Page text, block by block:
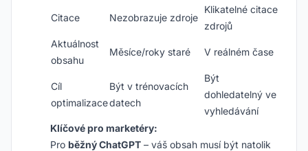
Citace Nezobrazuje zdroje
Klikatelné citace
zdrojů
Aktuálnost
obsahu
Měsíce/roky staré V reálném čase
Cíl
optimalizace
Být v trénovacích
datech
Být
dohledatelný ve
vyhledávání
Klíčové pro marketéry:
Pro běžný ChatGPT – váš obsah musí být natolik